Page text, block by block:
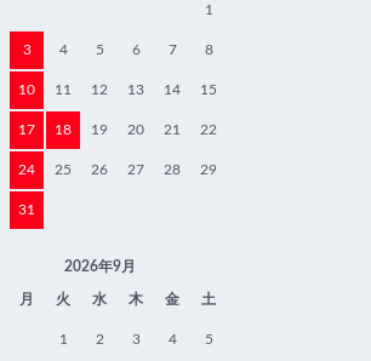
1
3 4 5 6 7 8
10 11 12 13 14 15
17 18 19 20 21 22
24 25 26 27 28 29
31
2026年9月
月 火 水 木 金 土
1 2 3 4 5